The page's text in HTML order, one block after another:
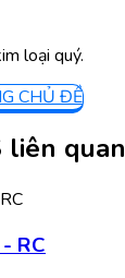
loại quý.
CHỦ ĐỀ
liên quan
RC